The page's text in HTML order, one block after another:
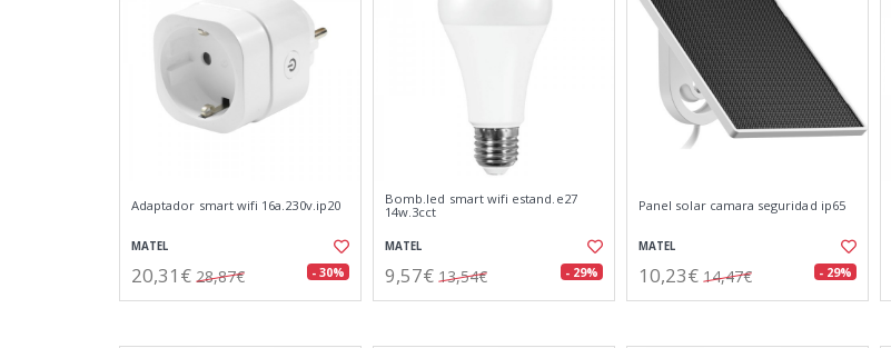
Adaptador smart wifi 16a.230v.ip20
MATEL
20,31€ 28,87€ - 30%
Bomb.led smart wifi estand.e27
14w.3cct
MATEL
9,57€ 13,54€ - 29%
Panel solar camara seguridad ip65
MATEL
10,23€ 14,47€ - 29%